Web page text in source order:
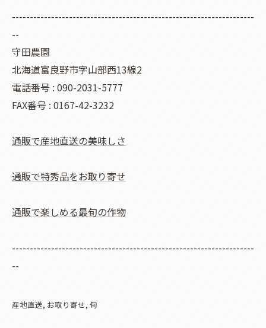
--------------------------------------------------------------------
--
守田農園
北海道富良野市字山部西13線2
電話番号 : 090-2031-5777
FAX番号 : 0167-42-3232
通販で産地直送の美味しさ
通販で特秀品をお取り寄せ
通販で楽しめる最旬の作物
--------------------------------------------------------------------
--
産地直送 お取り寄せ 旬